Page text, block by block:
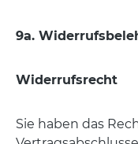
9a.
Widerrufsrecht
Sie haben das